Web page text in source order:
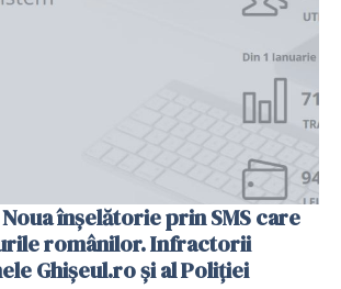
înșelătorie prin SMS care
românilor. Infractorii
Ghișeul.ro și al Poliției